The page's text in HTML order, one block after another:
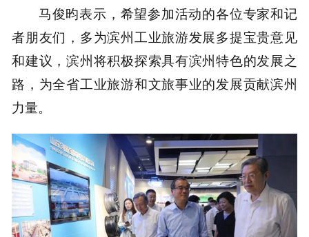
马俊昀表示，希望参加活动的各位专家和记
者朋友们，多为滨州工业旅游发展多提宝贵意见
和建议，滨州将积极探索具有滨州特色的发展之
路，为全省工业旅游和文旅事业的发展贡献滨州
力量。